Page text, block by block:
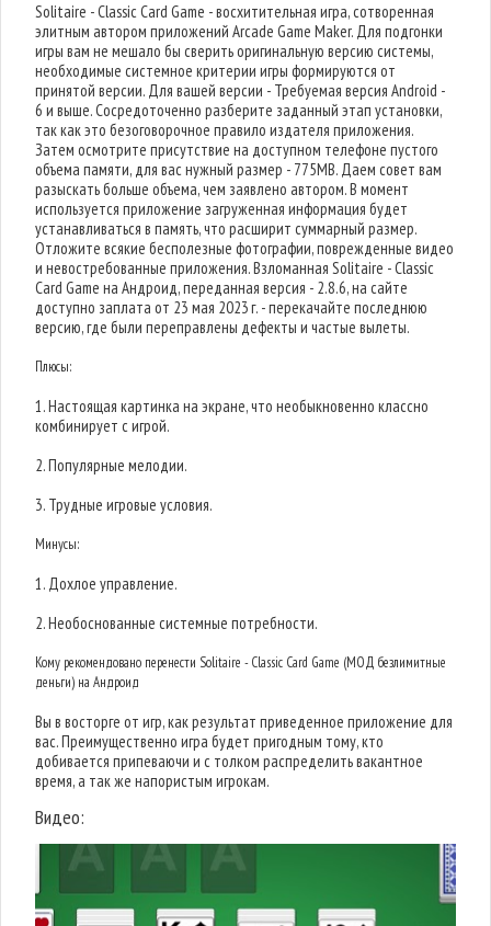
Solitaire - Classic Card Game - восхитительная игра, сотворенная
элитным автором приложений Arcade Game Maker. Для подгонки
игры вам не мешало бы сверить оригинальную версию системы,
необходимые системное критерии игры формируются от
принятой версии. Для вашей версии - Требуемая версия Android -
6 и выше. Сосредоточенно разберите заданный этап установки,
так как это безоговорочное правило издателя приложения.
Затем осмотрите присутствие на доступном телефоне пустого
объема памяти, для вас нужный размер - 775MB. Даем совет вам
разыскать больше объема, чем заявлено автором. В момент
используется приложение загруженная информация будет
устанавливаться в память, что расширит суммарный размер.
Отложите всякие бесполезные фотографии, поврежденные видео
и невостребованные приложения. Взломанная Solitaire - Classic
Card Game на Андроид, переданная версия - 2.8.6, на сайте
доступно заплата от 23 мая 2023 г. - перекачайте последнюю
версию, где были переправлены дефекты и частые вылеты.
Плюсы:
1. Настоящая картинка на экране, что необыкновенно классно
комбинирует с игрой.
2. Популярные мелодии.
3. Трудные игровые условия.
Минусы:
1. Дохлое управление.
2. Необоснованные системные потребности.
Кому рекомендовано перенести Solitaire - Classic Card Game (МОД безлимитные
деньги) на Андроид
Вы в восторге от игр, как результат приведенное приложение для
вас. Преимущественно игра будет пригодным тому, кто
добивается припеваючи и с толком распределить вакантное
время, а так же напористым игрокам.
Видео: